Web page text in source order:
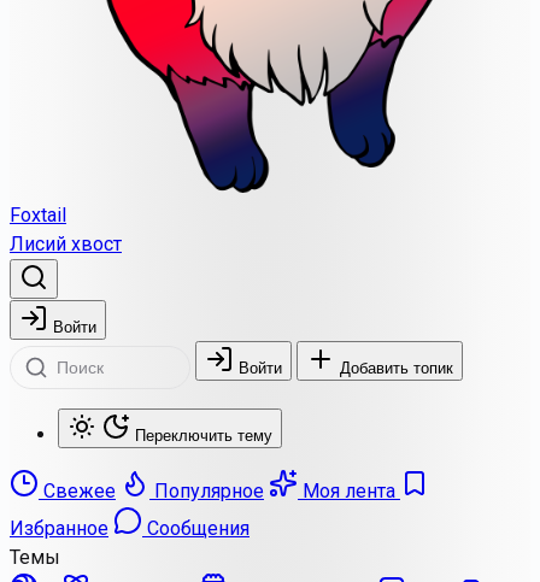
Foxtail
Лисий хвост
Войти
Войти Добавить топик
Переключить тему
Свежее Популярное
Моя лента
Избранное
Сообщения
Темы